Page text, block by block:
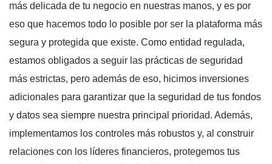
más delicada de tu negocio en nuestras manos, y es por
eso que hacemos todo lo posible por ser la plataforma más
segura y protegida que existe. Como entidad regulada,
estamos obligados a seguir las prácticas de seguridad
más estrictas, pero además de eso, hicimos inversiones
adicionales para garantizar que la seguridad de tus fondos
y datos sea siempre nuestra principal prioridad. Además,
implementamos los controles más robustos y, al construir
relaciones con los líderes financieros, protegemos tus
Maneja tu negocio
Explora todos los servicios para freelancers
Expande tu negocio freelance
Casos de uso
Maneja tu negocio
Paga
Industrias
Explora todos los servicios para marketplaces
Expande tu marketplace
* Haz click aquí si eresVendedor online